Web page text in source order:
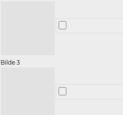
Bilde 3